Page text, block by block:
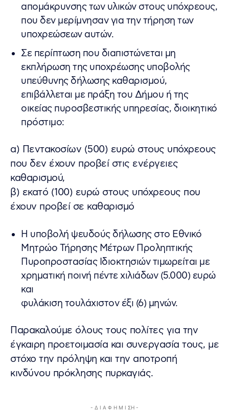
απομάκρυνσης των υλικών στους υπόχρεους,
που δεν μερίμνησαν για την τήρηση των
υποχρεώσεων αυτών.
Σε περίπτωση που διαπιστώνεται μη
εκπλήρωση της υποχρέωσης υποβολής
υπεύθυνης δήλωσης καθαρισμού,
επιβάλλεται με πράξη του Δήμου ή της
οικείας πυροσβεστικής υπηρεσίας, διοικητικό
πρόστιμο:
α) Πεντακοσίων (500) ευρώ στους υπόχρεους
που δεν έχουν προβεί στις ενέργειες
καθαρισμού,
β) εκατό (100) ευρώ στους υπόχρεους που
έχουν προβεί σε καθαρισμό
Η υποβολή ψευδούς δήλωσης στο Εθνικό
Μητρώο Τήρησης Μέτρων Προληπτικής
Πυροπροστασίας Ιδιοκτησιών τιμωρείται με
χρηματική ποινή πέντε χιλιάδων (5.000) ευρώ
και
φυλάκιση τουλάχιστον έξι (6) μηνών.
Παρακαλούμε όλους τους πολίτες για την
έγκαιρη προετοιμασία και συνεργασία τους, με
στόχο την πρόληψη και την αποτροπή
κινδύνου πρόκλησης πυρκαγιάς.
- Δ Ι Α Φ Η Μ Ι ΣΗ -